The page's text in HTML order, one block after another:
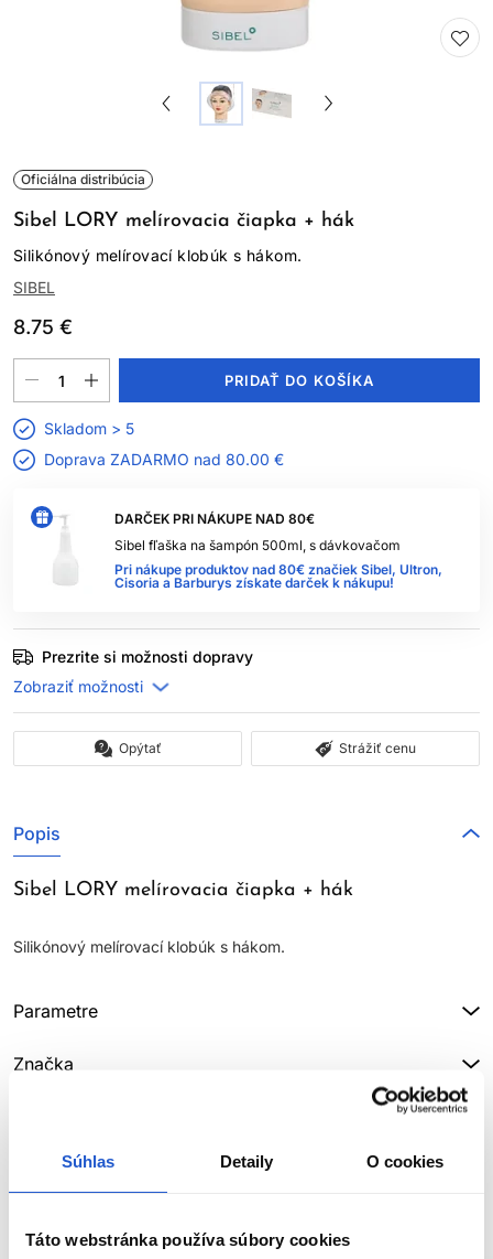
Súhlas Detaily O cookies
Táto webstránka používa súbory cookies
Oficiálna distribúcia
Sibel LORY melírovacia čiapka + hák
Silikónový melírovací klobúk s hákom.
SIBEL
8.75 €
DARČEK PRI NÁKUPE NAD 80€
Sibel fľaška na šampón 500ml, s dávkovačom
Pri nákupe produktov nad 80€ značiek Sibel, Ultron,
Cisoria a Barburys získate darček k nákupu!
PRIDAŤ DO KOŠÍKA
Skladom > 5
Doprava ZADARMO nad 80.00 €
Prezrite si možnosti dopravy
Opýtať Strážiť cenu
Popis
Sibel LORY melírovacia čiapka + hák
Silikónový melírovací klobúk s hákom.
Parametre
Značka